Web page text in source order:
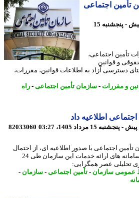
اجتماعی
40 ساعت پیش - پنجشنبه 15
اجتماعی،
و قوانین
آزاد به اطلاعات قوانین، مقررات،
مقررات - سازمان تأمین اجتماعی-راه
اطلاعیه داد
82033060
اجتماعی با صدور اطلاعیه ای، از احتمال
بروز قطعی و اختلال موقت در سامانه های ارائه خدمات این سازمان طی 24
عصر همگرایی:
سازمان -تأمین اجتماعی-سازمان -